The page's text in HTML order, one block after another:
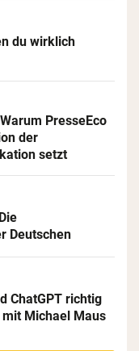
du wirklich
PresseEco
der
setzt
Deutschen
ChatGPT richtig
Michael Maus